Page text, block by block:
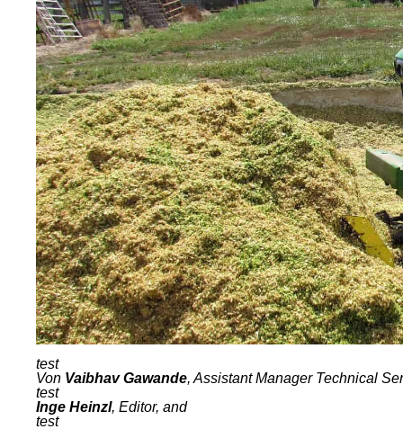
Von Vaibhav Gawande, Assistant Manager Technical
Inge Heinzl, Editor, and